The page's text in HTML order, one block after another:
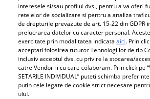
Pariază responsabil! Decizia ONJN
Jocurile de noroc sunt
Despre Unica.ro
Publicitate
Echipa Unica.ro
Știri
GSP
Avantaje
interesele si/sau profilul dvs., pentru a va oferi
retelelor de socializare si pentru a analiza
de drepturile prevazute de art. 15-22 din GDPR
prelucrarea datelor cu caracter personal.
exercitate prin modalitatea indicataaici. Prin
acceptati folosirea tuturor Tehnologiilor de tip
inclusiv acceptul dvs. cu privire la stocarea/
catre Vendor-ii cu care colaboram. Prin click pe
SETARILE INDIVIDUAL” puteti schimba
putin cele legate de cookie strict necesare
ului.